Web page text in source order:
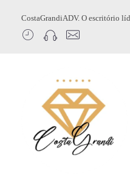
CostaGrandiADV. O escritório